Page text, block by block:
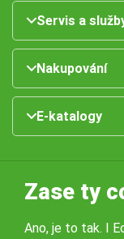
Servis a
Nakupování
E-katalogy
Zase ty
Ano, je to tak. I